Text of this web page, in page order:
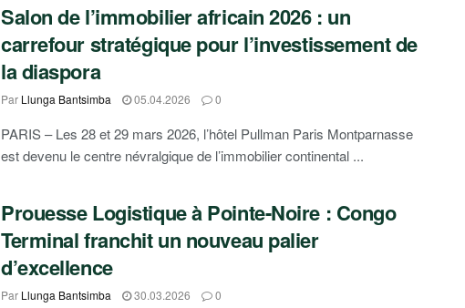
Salon de l’immobilier africain 2026 : un
carrefour stratégique pour l’investissement de
la diaspora
Par Llunga Bantsimba 05.04.2026 0
PARIS – Les 28 et 29 mars 2026, l’hôtel Pullman Paris Montparnasse
est devenu le centre névralgique de l’immobilier continental ...
Prouesse Logistique à Pointe-Noire : Congo
Terminal franchit un nouveau palier
d’excellence
Par Llunga Bantsimba 30.03.2026 0